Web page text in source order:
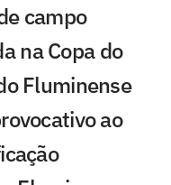
campo
na Copa do
Fluminense
ao